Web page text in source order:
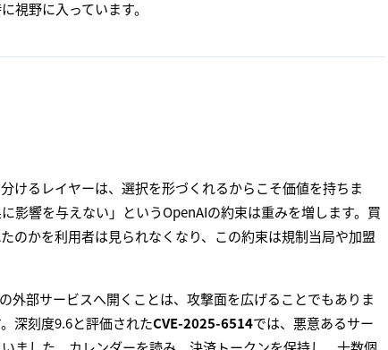
野に入っています。
けるレイヤーは、選択を形づくれるからこそ価値を持ちま
影響を与えない」というOpenAIの約束は重みを増します。買
のかを利用者は見られなくなり、この約束は規制当局や加盟
外部サービスへ開くことは、攻撃面を広げることでもありま
深刻度9.6と評価されたCVE-2025-6514では、悪意あるサー